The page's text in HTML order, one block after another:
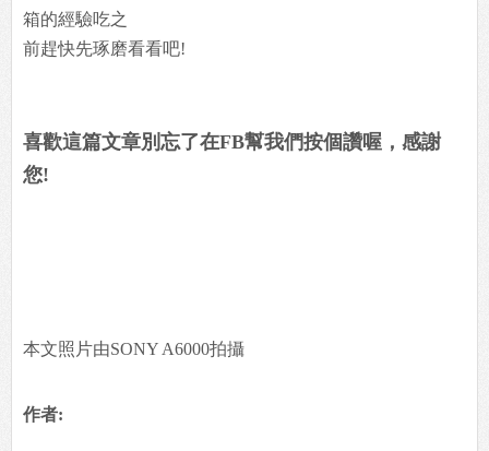
箱的經驗吃之
前趕快先琢磨看看吧!
喜歡這篇文章別忘了在FB幫我們按個讚喔，感謝
您!
本文照片由SONY A6000拍攝
作者: